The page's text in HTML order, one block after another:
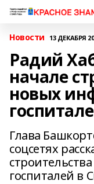
Новости 13 ДЕКАБРЯ
Радий
начале
новых
Глава
соцсетях
госпиталей в